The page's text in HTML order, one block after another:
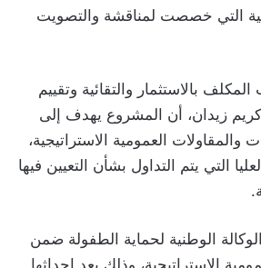
التي خصصت لمناقشة والتصويت
بالاستثمار والتقائية وتقييم
زيدان، أن المشروع يهدف إلى
العمومية الاستراتيجية،
التي يتم التداول بشأن التعيين فيها
الوطنية لحماية الطفولة ضمن
الاستراتيجية، وذلك بعد إحداثها